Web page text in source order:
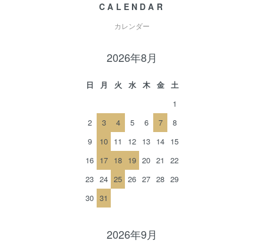
CALENDAR
カレンダー
2026年8月
日 月 火 水 木 金
土
1
2
3 4 5 6 7
8
9
10 11 12 13 14 15
16 17 18 19 20 21
22
23 24 25 26 27 28 29
30 31
2026年9月